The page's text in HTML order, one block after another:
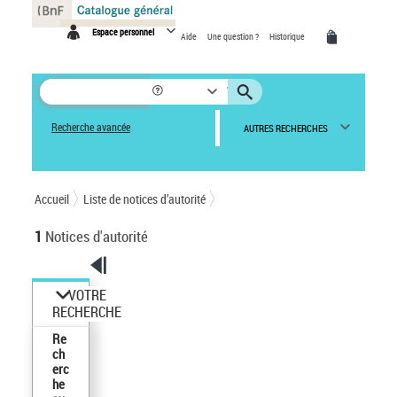
Espace personnel Aide Une question ? Historique
Recherche avancée AUTRES RECHERCHES
Accueil Liste de notices d’autorité
1 Notices d'autorité
VOTRE
RECHERCHE
Re
ch
erc
he
Panneau de gestion des cookies